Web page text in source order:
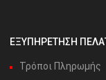
ΕΞΥΠΗΡΕΤΗΣΗ
Τρόποι Πληρωμής